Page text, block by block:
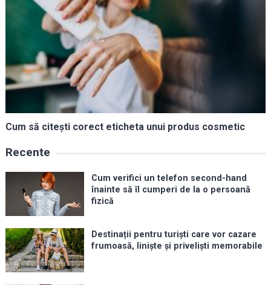
Cum să citești corect eticheta unui produs cosmetic
Recente
Cum verifici un telefon second-hand
înainte să îl cumperi de la o persoană
fizică
Destinații pentru turiști care vor cazare
frumoasă, liniște și priveliști memorabile